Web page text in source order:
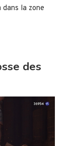
dans la zone
des